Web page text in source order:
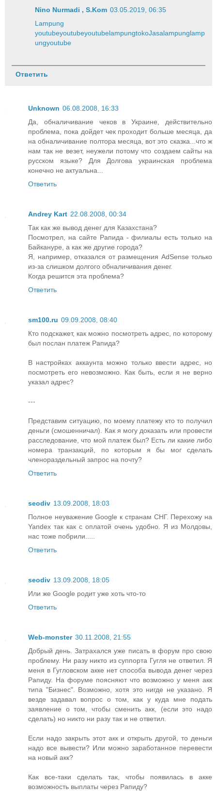
Nino Nurmadi , S.Kom 03.05.2019, 06:35
Lampung
youtubeyoutubeyoutubelampungtokoJasalampunglamp
ungyoutube
Ответить
Unknown 06.08.2008, 16:33
Да, обналичивание чеков в Украине, действительно
проблема, пока дойдет чек проходит больше месяца, да
на обналичивание полтора месяца, вот это сказка...что ж
нам так не везет, неужели потому что создаем сайты на
русском языке? Для Долгова украинская проблема
конечно не актуальна...
Ответить
Andrey Kart 22.08.2008, 00:34
Так как же вывод денег для Казахстана?
Посмотрел, на сайте Рапида - филиалы есть только на
Байкануре, а как же другие города?
Я, например, отказался от размещения AdSense только
из-за слишком долгого обналичивания денег.
Когда решится эта проблема?
Ответить
sm100.ru 09.09.2008, 08:40
Кто подскажет, как можно посмотреть адрес, по которому
был послан платеж Рапида?
В настройках аккаунта можно только ввести адрес, но
посмотреть его невозможно. Как быть, если я не верно
указал адрес?
---
Представим ситуацию, по моему платежу кто то получил
деньги (смошенничал). Как я могу доказать или провести
расследование, что мой платеж был? Есть ли какие либо
номера транзакций, по которым я бы мог сделать
членораздельный запрос на почту?
Ответить
seodiv 13.09.2008, 18:03
Полное неуважение Google к странам СНГ. Перехожу на
Yandex так как с оплатой очень удобно. Я из Молдовы,
нас тоже побрили.....
Ответить
seodiv 13.09.2008, 18:05
Или же Google родит уже хоть что-то
Ответить
Web-monster 30.11.2008, 21:55
Добрый день. Затрахался уже писать в форум про свою
проблему. Ни разу никто из суппорта Гугля не ответил. Я
меня в Гугловском акке нет способа вывода денег через
Рапиду. На форуме поясняют что возможно у меня акк
типа "Бизнес". Возможно, хотя это нигде не указано. Я
везде задавал вопрос о том, как у куда мне подать
заявление о том, чтобы сменить акк, (если это надо
сделать) но никто ни разу так и не ответил.
Если надо закрыть этот акк и открыть другой, то деньги
надо все вывести? Или можно заработанное перевести
на новый акк?
Как все-таки сделать так, чтобы появилась в акке
возможность выплаты через Рапиду?